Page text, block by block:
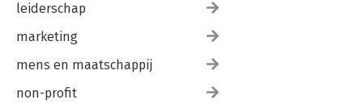
leiderschap
marketing
mens en maatschappij
non-profit